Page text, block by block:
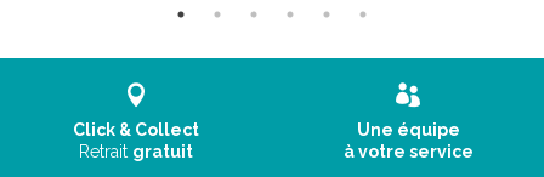
décennie est aussi marquée par un engagement plus important
pour mieux informer les femmes sur leur intimité et leur
apporter les produits les plus adaptés à leurs inconforts intimes
quotidiens. A l’ international, l’ expansion se poursuit avec l’
ouverture de la Corée du Sud, du Brésil et de la Chine.
Click & Collect
Retrait gratuit
Une équipe
à votre service